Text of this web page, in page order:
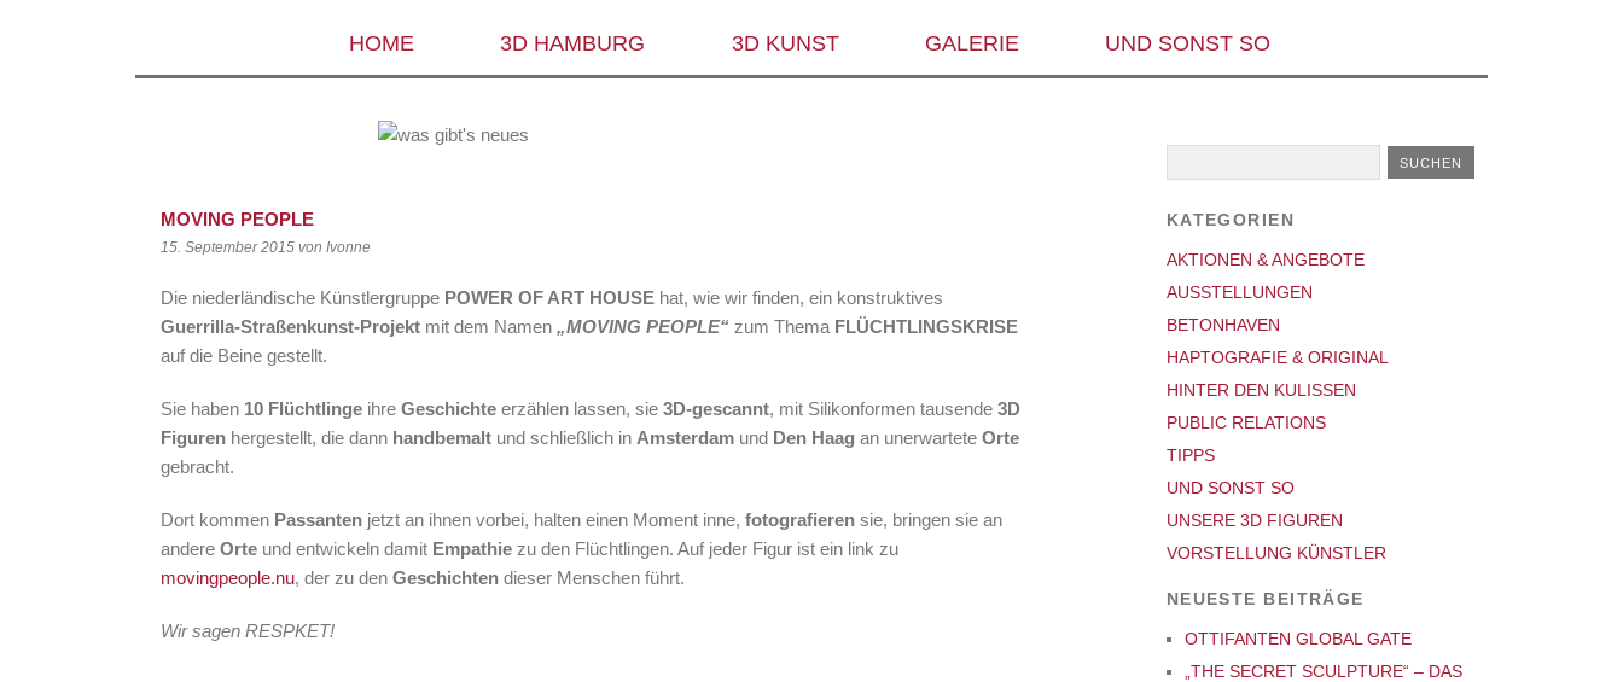
HOME 3D HAMBURG 3D KUNST GALERIE UND SONST SO
MOVING PEOPLE
15. September 2015 von Ivonne
Die niederländische Künstlergruppe POWER OF ART HOUSEhat, wie wir finden, ein konstruktives
Guerrilla-Straßenkunst-Projektmit dem Namen „MOVING PEOPLE“ zum Thema FLÜCHTLINGSKRISE
auf die Beine gestellt.
Sie haben 10 Flüchtlingeihre Geschichteerzählen lassen, sie 3D-gescannt, mit Silikonformen tausende 3D
Figurenhergestellt, die dann handbemaltund schließlich in Amsterdamund Den Haag an unerwartete Orte
gebracht.
Dort kommen Passantenjetzt an ihnen vorbei, halten einen Moment inne, fotografierensie, bringen sie an
andere Orteund entwickeln damit Empathiezu den Flüchtlingen. Auf jeder Figur ist ein link zu
movingpeople.nu, der zu den Geschichtendieser Menschen führt.
Wir sagen RESPKET!
KATEGORIEN
AKTIONEN & ANGEBOTE
AUSSTELLUNGEN
BETONHAVEN
HAPTOGRAFIE & ORIGINAL
HINTER DEN KULISSEN
PUBLIC RELATIONS
TIPPS
UND SONST SO
UNSERE 3D FIGUREN
VORSTELLUNG KÜNSTLER
NEUESTE BEITRÄGE
OTTIFANTEN GLOBAL GATE
„THE SECRET SCULPTURE“ – DAS